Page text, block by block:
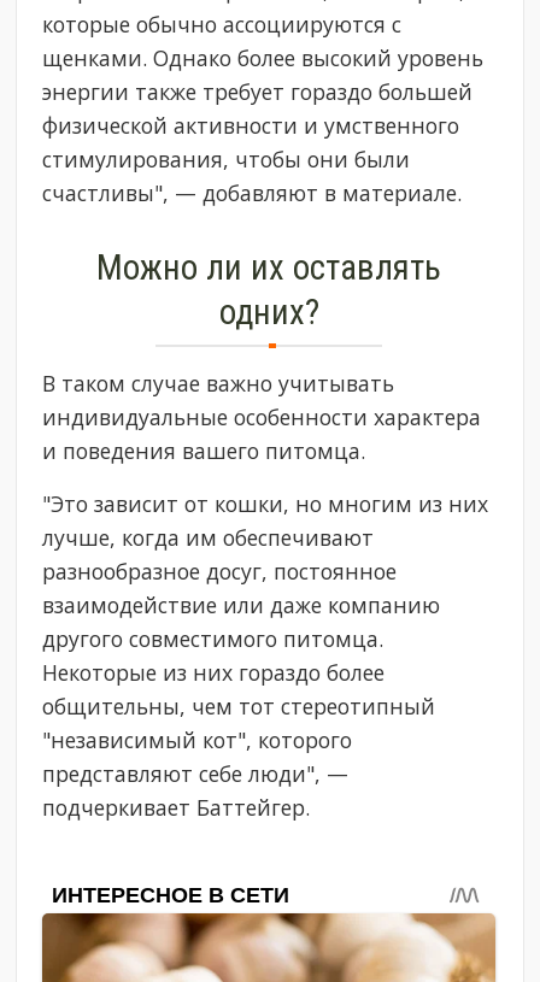
которые обычно ассоциируются с
щенками. Однако более высокий уровень
энергии также требует гораздо большей
физической активности и умственного
стимулирования, чтобы они были
счастливы", — добавляют в материале.
Можно ли их оставлять
одних?
В таком случае важно учитывать
индивидуальные особенности характера
и поведения вашего питомца.
"Это зависит от кошки, но многим из них
лучше, когда им обеспечивают
разнообразное досуг, постоянное
взаимодействие или даже компанию
другого совместимого питомца.
Некоторые из них гораздо более
общительны, чем тот стереотипный
"независимый кот", которого
представляют себе люди", —
подчеркивает Баттейгер.